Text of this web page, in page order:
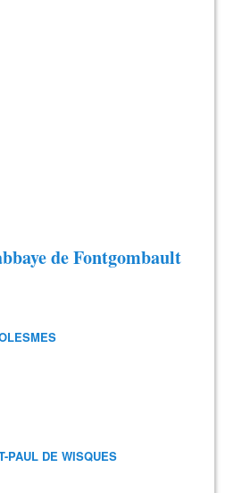
de Fontgombault
PAUL DE WISQUES